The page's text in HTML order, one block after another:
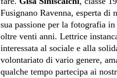
Fusignano Ravenna, esperta
sua passione per la fotografia
oltre venti anni. Lettrice
interessata al sociale e alla
volontariato di vario genere,
qualche tempo partecipa ai